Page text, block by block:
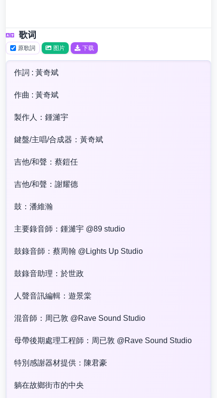
歌词
原歌詞 图片 下载
作詞 : 黃奇斌
作曲 : 黃奇斌
製作人：鍾濰宇
鍵盤/主唱/合成器：黃奇斌
吉他/和聲：蔡鎧任
吉他/和聲：謝耀德
鼓：潘維瀚
主要錄音師：鍾濰宇 @89 studio
鼓錄音師：蔡周翰 @Lights Up Studio
鼓錄音助理：於世政
人聲音訊編輯：遊景棠
混音師：周已敦 @Rave Sound Studio
母帶後期處理工程師：周已敦 @Rave Sound Studio
特別感謝器材提供：陳君豪
躺在故鄉街市的中央